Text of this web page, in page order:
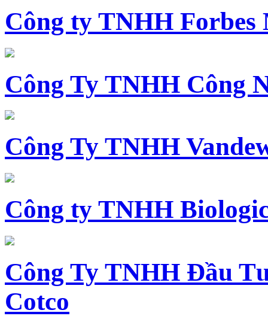
Công ty TNHH
Công Ty TNHH Công
Công Ty TNHH
Công ty TNHH
Công Ty TNHH Đầu
Cotco